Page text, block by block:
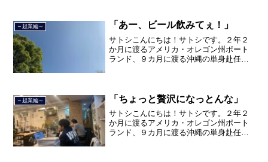
で２３年間のサラリーマン人生を卒業
し、東京品川区南大井で不動...
～起業編～ 「あー、ビール飲みてぇ！」
サトシこんにちは！サトシです。２年２
か月に渡るアメリカ・オレゴン州ポート
ランド、９カ月に渡る沖縄の単身赴任の
品川区南大井で不動産を主...
～起業編～ 「ちょっと贅沢になっとんな」
サトシこんにちは！サトシです。２年２
か月に渡るアメリカ・オレゴン州ポート
ランド、９カ月に渡る沖縄の単身赴任の